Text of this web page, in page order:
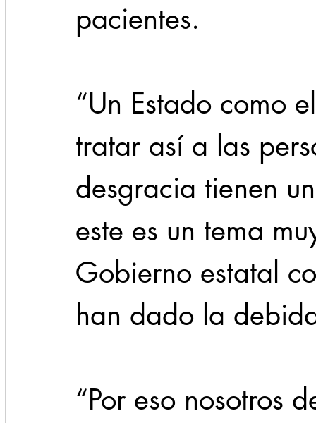
pacientes.
“Un Estado como
tratar así a las
desgracia tienen
este es un tema
Gobierno estatal
han dado la
“Por eso nosotros